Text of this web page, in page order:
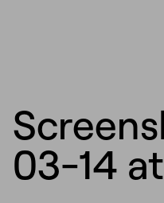
03-14